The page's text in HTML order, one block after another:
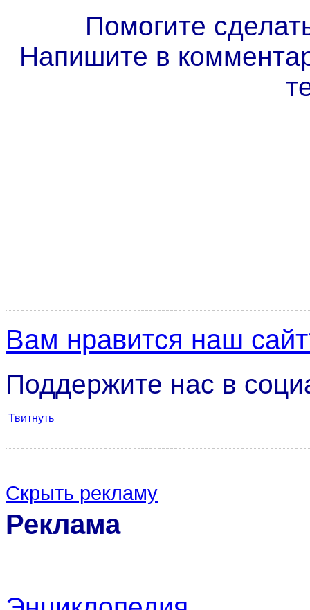
Помогите
Напишите в
Вам нравится наш
Поддержите нас в
Твитнуть
Скрыть рекламу
Реклама